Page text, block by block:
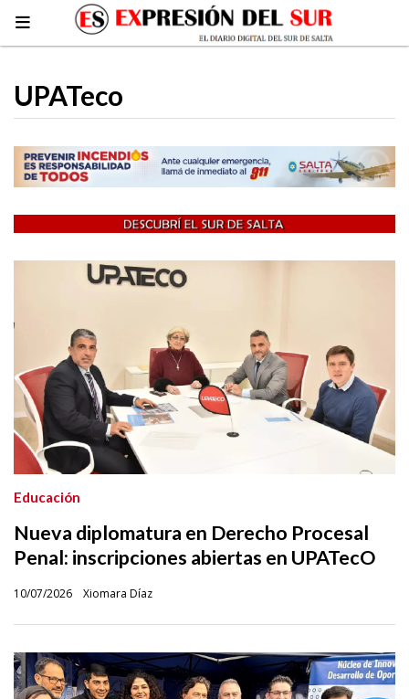
UPATeco
Nueva diplomatura en Derecho Procesal
Penal: inscripciones abiertas en UPATecO
Xiomara Díaz
Educación
10/07/2026